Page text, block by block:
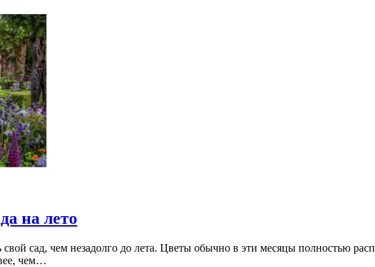
на лето
сад, чем незадолго до лета. Цветы обычно в эти месяцы полностью
чем…